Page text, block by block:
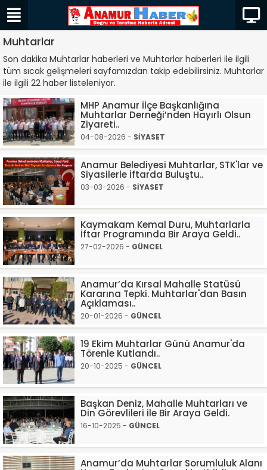
Muhtarlar
Son dakika Muhtarlar haberleri ve Muhtarlar haberleri ile ilgili
tüm sıcak gelişmeleri sayfamızdan takip edebilirsiniz. Muhtarlar
ile ilgili 22 haber listeleniyor.
MHP Anamur İlçe Başkanlığına
Muhtarlar Derneği’nden Hayırlı Olsun
Ziyareti..
04-08-2026 - SİYASET
Anamur Belediyesi Muhtarlar, STK'lar ve
Siyasilerle İftarda Buluştu..
03-03-2026 - SİYASET
Kaymakam Kemal Duru, Muhtarlarla
İftar Programında Bir Araya Geldi..
27-02-2026 - GÜNCEL
Anamur’da Kırsal Mahalle Statüsü
Kararına Tepki. Muhtarlar'dan Basın
Açıklaması..
20-01-2026 - GÜNCEL
19 Ekim Muhtarlar Günü Anamur'da
Törenle Kutlandı..
20-10-2025 - GÜNCEL
Başkan Deniz, Mahalle Muhtarları ve
Din Görevlileri ile Bir Araya Geldi.
16-10-2025 - GÜNCEL
Anamur’da Muhtarlar Sorumluluk Alanı